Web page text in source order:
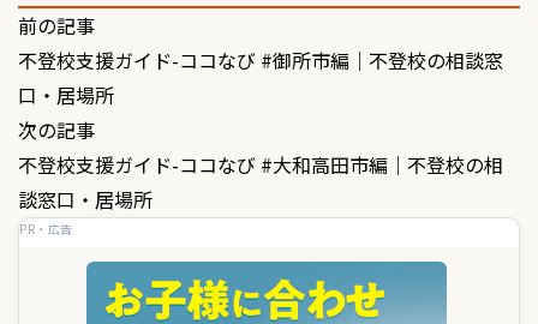
投
稿
ナ
ビ
ゲ
前の記事
不登校支援ガイド-ココなび #御所市編｜不登校の相談窓
口・居場所
次の記事
不登校支援ガイド-ココなび #大和高田市編｜不登校の相
談窓口・居場所
PR・広告